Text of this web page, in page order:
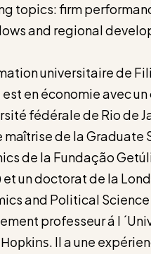
topics: firm
and regional
universitaire de
est en économie avec
fédérale de Rio de
maîtrise de la Graduate
de la Fundação
un doctorat de la
and Political
professeur á l
Hopkins. Il a une